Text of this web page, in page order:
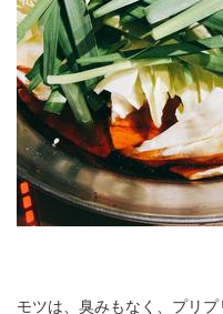
モツは、臭みもなく、プリプ